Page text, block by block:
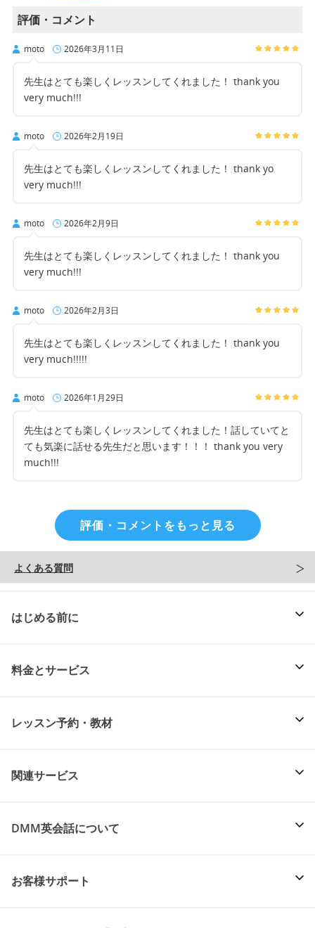
評価・コメント
moto 2026年3月11日
先生はとても楽しくレッスンしてくれました！ thank you
very much!!!
moto 2026年2月19日
先生はとても楽しくレッスンしてくれました！ thank yo
very much!!!
moto 2026年2月9日
先生はとても楽しくレッスンしてくれました！ thank you
very much!!!
moto 2026年2月3日
先生はとても楽しくレッスンしてくれました！ thank you
very much!!!!!
moto 2026年1月29日
先生はとても楽しくレッスンしてくれました！話していてと
ても気楽に話せる先生だと思います！！！ thank you very
much!!!
評価・コメントをもっと見る
よくある質問
はじめる前に
料金とサービス
レッスン予約・教材
関連サービス
DMM英会話について
お客様サポート